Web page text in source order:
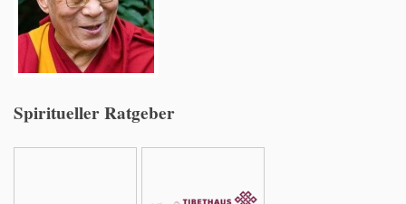
Spiritueller Ratgeber